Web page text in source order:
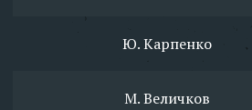
Ю. Карпенко
М. Величков